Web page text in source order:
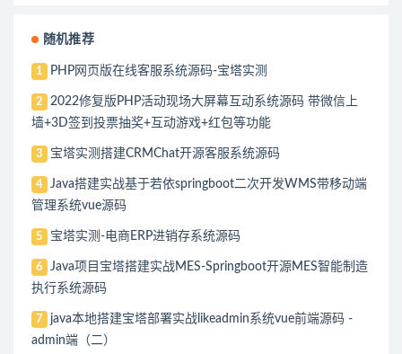
随机推荐
1 PHP网页版在线客服系统源码-宝塔实测
2
2022修复版PHP活动现场大屏幕互动系统源码 带微信上
墙+3D签到投票抽奖+互动游戏+红包等功能
3 宝塔实测搭建CRMChat开源客服系统源码
4
Java搭建实战基于若依springboot二次开发WMS带移动端
管理系统vue源码
5 宝塔实测-电商ERP进销存系统源码
6
Java项目宝塔搭建实战MES-Springboot开源MES智能制造
执行系统源码
7
java本地搭建宝塔部署实战likeadmin系统vue前端源码 -
admin端（二）